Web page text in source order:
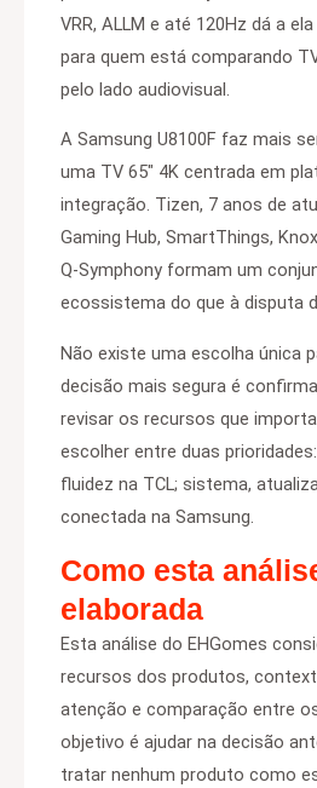
VRR, ALLM e até 120Hz dá a
para quem está comparando
pelo lado audiovisual.
A Samsung U8100F faz mais
uma TV 65″ 4K centrada em
integração. Tizen, 7 anos de
Gaming Hub, SmartThings,
Q-Symphony formam um
ecossistema do que à disputa
Não existe uma escolha única
decisão mais segura é
revisar os recursos que
escolher entre duas
fluidez na TCL; sistema,
conectada na Samsung.
Como esta
elaborada
Esta análise do EHGomes
recursos dos produtos,
atenção e comparação entre
objetivo é ajudar na decisão
tratar nenhum produto como